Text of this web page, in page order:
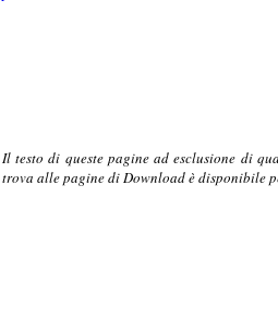
Il testo di queste pagine ad esclusione di
trova alle pagine di Download è disponibile